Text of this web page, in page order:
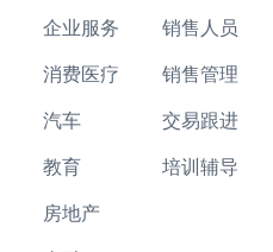
企业服务
消费医疗
汽车
教育
房地产
销售人员
销售管理
交易跟进
培训辅导